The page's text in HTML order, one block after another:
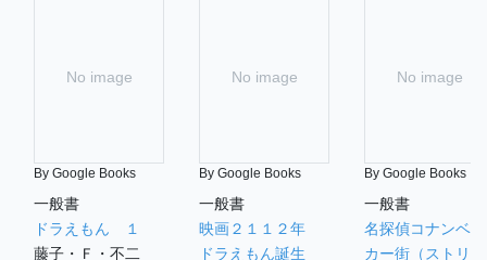
No image
By Google Books
一般書
ドラえもん １
藤子・Ｆ・不二
No image
By Google Books
一般書
映画２１１２年
ドラえもん誕生
No image
By Google Books
一般書
名探偵コナンベイ
カー街（ストリー